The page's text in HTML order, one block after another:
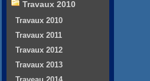
Travaux 2010
Travaux 2010
Travaux 2011
Travaux 2012
Travaux 2013